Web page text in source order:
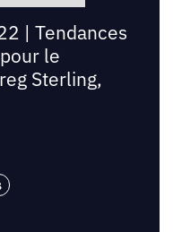
| Tendances
le
Sterling,